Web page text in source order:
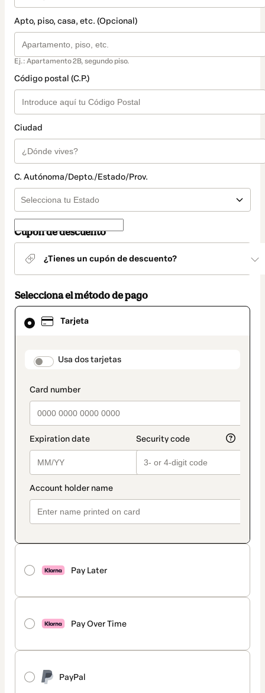
Apto, piso, casa, etc. (Opcional)
Ej.: Apartamento 2B, segundo piso.
Código postal (C.P.)
Ciudad
C. Autónoma/Depto./Estado/Prov.
Cupón de descuento
¿Tienes un cupón de descuento?
Selecciona el método de pago
Tarjeta
payment_data.section_title_v2
Usa dos tarjetas
Pay Later
Pay Over Time
PayPal
El
método
seleccionado